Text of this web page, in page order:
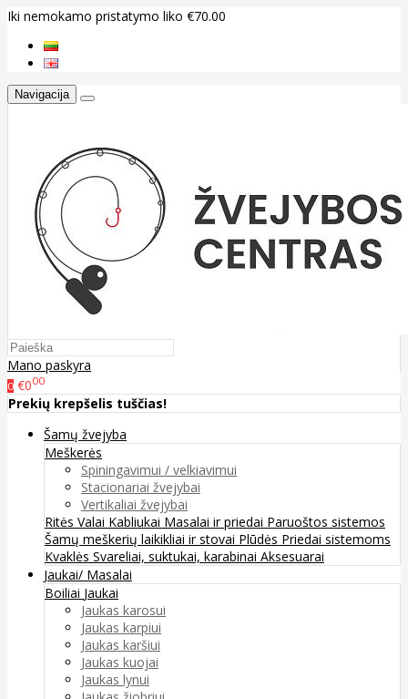
Iki nemokamo pristatymo liko €70.00
Navigacija
Mano paskyra
0 €000
Prekių krepšelis tuščias!
Šamų žvejyba
Meškerės
Spiningavimui / velkiavimui
Stacionariai žvejybai
Vertikaliai žvejybai
Ritės Valai Kabliukai Masalai ir priedai Paruoštos sistemos
Šamų meškerių laikikliai ir stovai Plūdės Priedai sistemoms
Kvaklės Svareliai, suktukai, karabinai Aksesuarai
Jaukai/ Masalai
Boiliai Jaukai
Jaukas karosui
Jaukas karpiui
Jaukas karšiui
Jaukas kuojai
Jaukas lynui